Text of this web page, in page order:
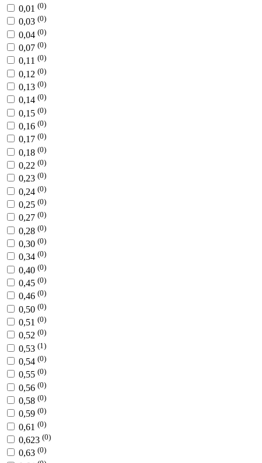
0,01 (0)
0,03 (0)
0,04 (0)
0,07 (0)
0,11 (0)
0,12 (0)
0,13 (0)
0,14 (0)
0,15 (0)
0,16 (0)
0,17 (0)
0,18 (0)
0,22 (0)
0,23 (0)
0,24 (0)
0,25 (0)
0,27 (0)
0,28 (0)
0,30 (0)
0,34 (0)
0,40 (0)
0,45 (0)
0,46 (0)
0,50 (0)
0,51 (0)
0,52 (0)
0,53 (1)
0,54 (0)
0,55 (0)
0,56 (0)
0,58 (0)
0,59 (0)
0,61 (0)
0,623 (0)
0,63 (0)